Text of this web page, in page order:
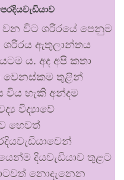
වන විට ශරීරයේ පෙනුම
ශරීරය ඇතුලාන්තය
ය. අද අපි කතා
වෙනස්කම තුළින්
විය හැකි අන්දම
විද්‍යාවේ
හෙවත්
දියවැඩියාව තුළට
නොදැනෙන